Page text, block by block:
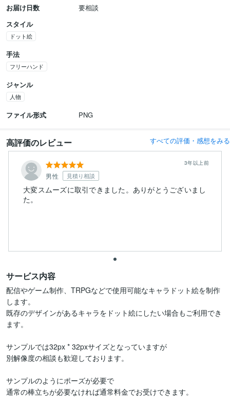
お届け日数
要相談
スタイル
ドット絵
手法
フリーハンド
ジャンル
人物
ファイル形式 PNG
高評価のレビュー すべての評価・感想をみる
男性 見積り相談
3年以上前
大変スムーズに取引できました。ありがとうございまし
た。
サービス内容
配信やゲーム制作、TRPGなどで使用可能なキャラドット絵を制作
します。
既存のデザインがあるキャラをドット絵にしたい場合もご利用でき
ます。
サンプルでは32px * 32pxサイズとなっていますが
別解像度の相談も歓迎しております。
サンプルのようにポーズが必要で
通常の棒立ちが必要なければ通常料金でお受けできます。